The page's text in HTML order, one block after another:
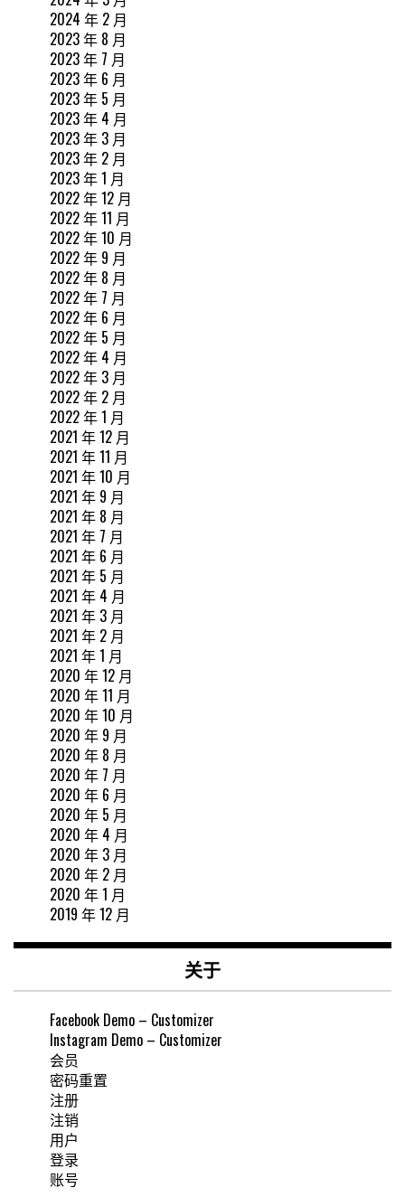
2024 年 2 月
2023 年 8 月
2023 年 7 月
2023 年 6 月
2023 年 5 月
2023 年 4 月
2023 年 3 月
2023 年 2 月
2023 年 1 月
2022 年 12 月
2022 年 11 月
2022 年 10 月
2022 年 9 月
2022 年 8 月
2022 年 7 月
2022 年 6 月
2022 年 5 月
2022 年 4 月
2022 年 3 月
2022 年 2 月
2022 年 1 月
2021 年 12 月
2021 年 11 月
2021 年 10 月
2021 年 9 月
2021 年 8 月
2021 年 7 月
2021 年 6 月
2021 年 5 月
2021 年 4 月
2021 年 3 月
2021 年 2 月
2021 年 1 月
2020 年 12 月
2020 年 11 月
2020 年 10 月
2020 年 9 月
2020 年 8 月
2020 年 7 月
2020 年 6 月
2020 年 5 月
2020 年 4 月
2020 年 3 月
2020 年 2 月
2020 年 1 月
2019 年 12 月
关于
Facebook Demo – Customizer
Instagram Demo – Customizer
会员
密码重置
注册
注销
用户
登录
账号